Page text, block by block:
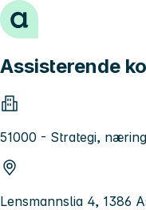
Hopp til innhold
Assisterende
51000 - Strategi,
Lensmannslia 4, 1386